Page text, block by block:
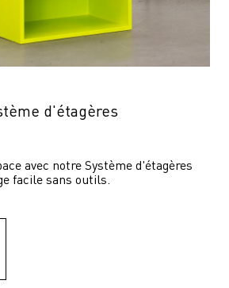
d'étagères
avec notre Système d'étagères
facile sans outils.